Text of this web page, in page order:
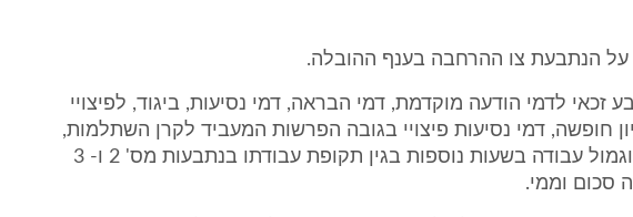
הנתבעת צו ההרחבה בענף ההובלה.
זכאי לדמי הודעה מוקדמת, דמי הבראה, דמי נסיעות, ביגוד, לפיצויי
חופשה, דמי נסיעות פיצויי בגובה הפרשות המעביד לקרן השתלמות,
הפרשי שכר וגמול עבודה בשעות נוספות בגין תקופת עבודתו בנתבעות מס' 2 ו- 3
סכום וממי.